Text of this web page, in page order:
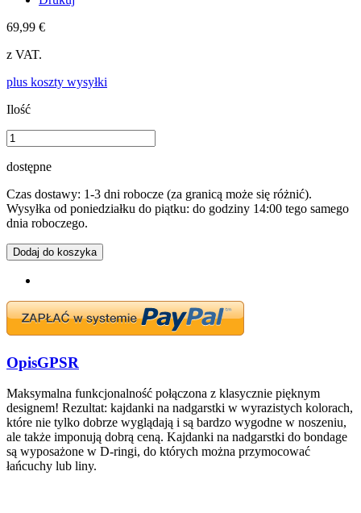
69,99 €
z VAT.
plus koszty wysyłki
Ilość
dostępne
Czas dostawy: 1-3 dni robocze (za granicą może się różnić).
Wysyłka od poniedziałku do piątku: do godziny 14:00 tego samego
dnia roboczego.
Dodaj do koszyka
OpisGPSR
Maksymalna funkcjonalność połączona z klasycznie pięknym
designem! Rezultat: kajdanki na nadgarstki w wyrazistych kolorach,
które nie tylko dobrze wyglądają i są bardzo wygodne w noszeniu,
ale także imponują dobrą ceną. Kajdanki na nadgarstki do bondage
są wyposażone w D-ringi, do których można przymocować
łańcuchy lub liny.